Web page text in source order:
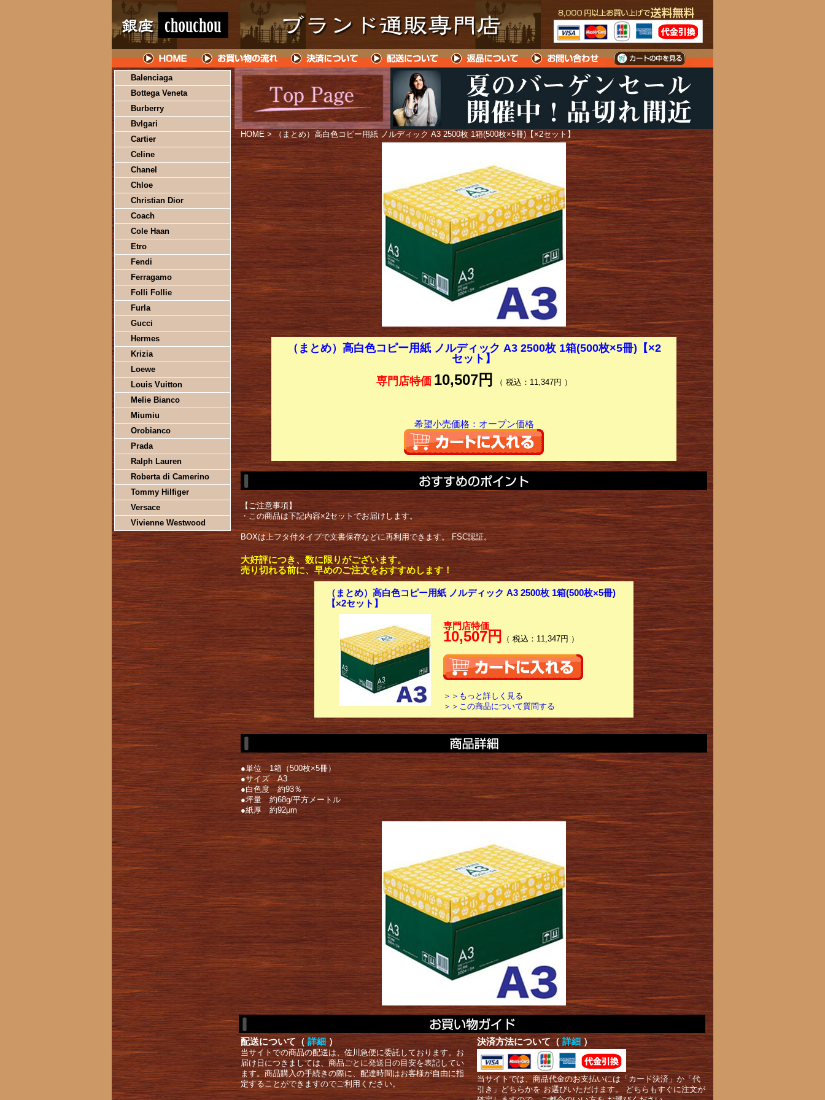
Balenciaga
Bottega Veneta
Burberry
Bvlgari
Cartier
Celine
Chanel
Chloe
Christian Dior
Coach
Cole Haan
Etro
Fendi
Ferragamo
Folli Follie
Furla
Gucci
Hermes
Krizia
Loewe
Louis Vuitton
Melie Bianco
Miumiu
Orobianco
Prada
Ralph Lauren
Roberta di Camerino
Tommy Hilfiger
Versace
Vivienne Westwood
HOME > （まとめ）高白色コピー用紙 ノルディック A3 2500枚 1箱(500枚×5冊)【×2セット】
（まとめ）高白色コピー用紙 ノルディック A3 2500枚 1箱(500枚×5冊)【×2
セット】
専門店特価 10,507円 （ 税込：11,347円 ）
希望小売価格：オープン価格
【ご注意事項】
・この商品は下記内容×2セットでお届けします。
BOXは上フタ付タイプで文書保存などに再利用できます。 FSC認証。
大好評につき、数に限りがございます。
売り切れる前に、早めのご注文をおすすめします！
（まとめ）高白色コピー用紙 ノルディック A3 2500枚 1箱(500枚×5冊)
【×2セット】
専門店特価
10,507円 （ 税込：11,347円 ）
＞＞もっと詳しく見る
＞＞この商品について質問する
●単位 1箱（500枚×5冊）
●サイズ A3
●白色度 約93％
●坪量 約68g/平方メートル
●紙厚 約92μm
配送について（ 詳細 ）
当サイトでの商品の配送は、佐川急便に委託しております。お
届け日につきましては、商品ごとに発送日の目安を表記してい
ます。商品購入の手続きの際に、配達時間はお客様が自由に指
定することができますのでご利用ください。
決済方法について（ 詳細 ）
当サイトでは、商品代金のお支払いには「カード決済」か「代
引き」どちらかを お選びいただけます。 どちらもすぐに注文が